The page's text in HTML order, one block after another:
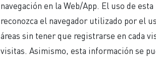
navegación en la Web/App. El uso de
reconozca el navegador utilizado por el
áreas sin tener que registrarse en cada
visitas. Asimismo, esta información se